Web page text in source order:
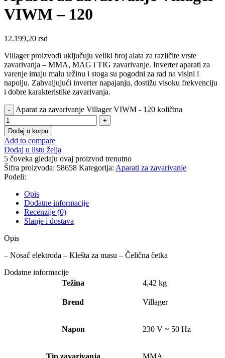
VIWM – 120
12.199,20 rsd
Villager proizvodi uključuju veliki broj alata za različite vrste
zavarivanja – MMA, MAG i TIG zavarivanje. Inverter aparati za
varenje imaju malu težinu i stoga su pogodni za rad na visini i
napolju. Zahvaljujući inverter napajanju, dostižu visoku frekvenciju
i dobre karakteristike zavarivanja.
Aparat za zavarivanje Villager VIWM - 120 količina
Dodaj u korpu
Add to compare
Dodaj u listu želja
5 čoveka gledaju ovaj proizvod trenutno
Šifra proizvoda: 58658 Kategorija: Aparati za zavarivanje
Podeli:
Opis
Dodatne informacije
Recenzije (0)
Slanje i dostava
Opis
– Nosač elektroda – Klešta za masu – Čelična četka
Dodatne informacije
Težina
4,42 kg
Brend Villager
Napon 230 V ~ 50 Hz